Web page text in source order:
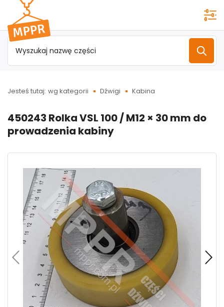
Przejdź do
menu
głównego
Jesteś tutaj: wg kategorii Dźwigi Kabina
450243 Rolka VSL 100 / M12 × 30 mm do
prowadzenia kabiny